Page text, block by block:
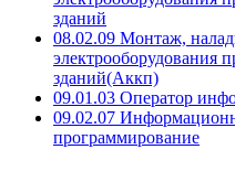
зданий
08.02.09 Монтаж,
электрооборудования
зданий(Аккп)
09.01.03 Оператор
09.02.07
программирование